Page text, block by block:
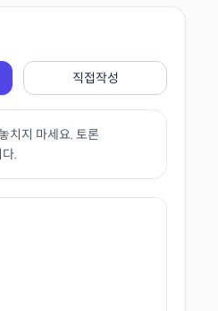
직접작성
치지 마세요. 토론
.